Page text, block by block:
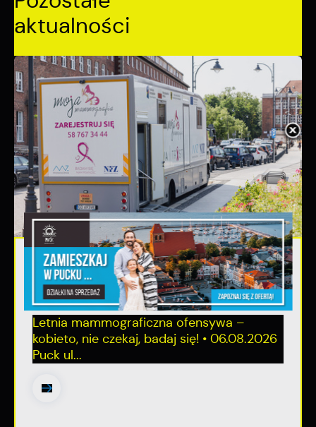
aktualności
03 - 08 - 2026
Mammografia Puck 6.08.2026
Letnia mammograficzna ofensywa –
kobieto, nie czekaj, badaj się! • 06.08.2026
Puck ul...